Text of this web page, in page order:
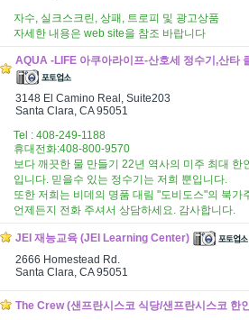
자수, 실크스크린, 상패, 트로피 및 광고상품
자세한 내용은 web site을 참조 바랍니다
AQUA -LIFE 아쿠아라이프-산호세 정수기,산
3148 El Camino Real, Suite203
Santa Clara, CA 95051
Tel : 408-249-1188
휴대전화:408-800-9570
보다 깨끗한 물 만들기 22년 역사의 미주 최대 한
입니다. 믿을수 있는 정수기는 저희 뿐입니다.
또한 저희는 비데의 명품 대림 "도비도스"의 북가
언제든지 전화 주셔서 상담하세요. 감사합니다.
JEI 재능교육 (JEI Learning Center)
2666 Homestead Rd.
Santa Clara, CA 95051
The Crew (샌프란시스코 식당/샌프란시스코 한